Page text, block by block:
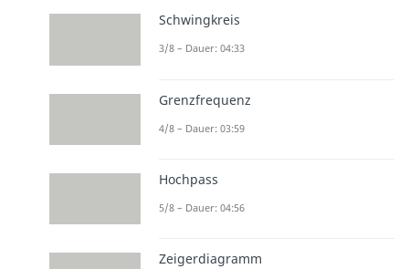
Schwingkreis
3/8 – Dauer: 04:33
Grenzfrequenz
4/8 – Dauer: 03:59
Hochpass
5/8 – Dauer: 04:56
Zeigerdiagramm